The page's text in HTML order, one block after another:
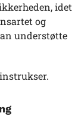
idet
og
understøtte